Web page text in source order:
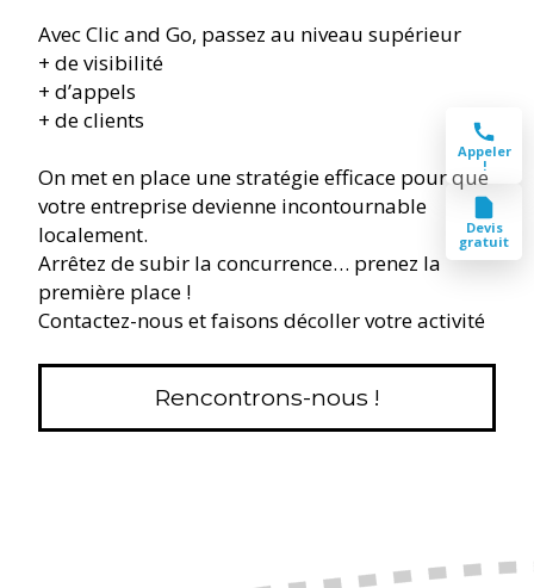
Avec Clic and Go, passez au niveau supérieur
+ de visibilité
+ d’appels
+ de clients
On met en place une stratégie efficace pour que
votre entreprise devienne incontournable
localement.
Arrêtez de subir la concurrence… prenez la
première place !
Contactez-nous et faisons décoller votre activité
Rencontrons-nous !
Appeler
!
Devis
gratuit